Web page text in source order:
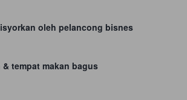
oleh pelancong bisnes
& tempat makan bagus